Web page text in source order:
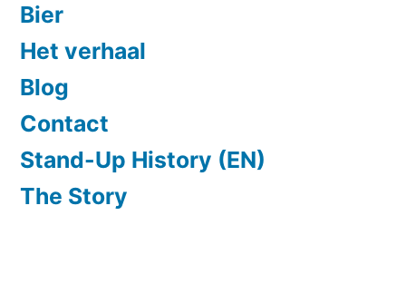
Bier
Het verhaal
Blog
Contact
Stand-Up History (EN)
The Story